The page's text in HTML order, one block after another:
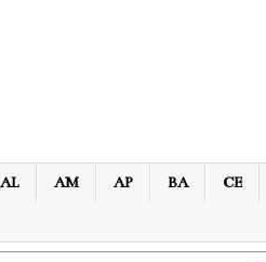
AL AM AP BA CE